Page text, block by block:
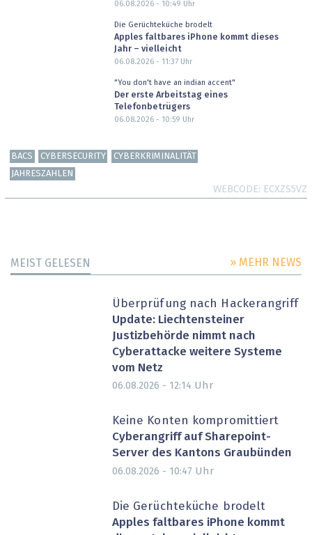
06.08.2026 - 10:49 Uhr
Die Gerüchteküche brodelt
Apples faltbares iPhone kommt dieses
Jahr – vielleicht
06.08.2026 - 11:37Uhr
"You don't have an indian accent"
Der erste Arbeitstag eines
Telefonbetrügers
06.08.2026 - 10:59 Uhr
BACS CYBERSECURITY
CYBERKRIMINALITÄT
JAHRESZAHLEN
WEBCODE ECXZS5VZ
MEIST GELESEN » MEHR NEWS
Überprüfung nach Hackerangriff
Update: Liechtensteiner
Justizbehörde nimmt nach
Cyberattacke weitere Systeme
vom Netz
06.08.2026 - 12:14 Uhr
Keine Konten kompromittiert
Cyberangriff auf Sharepoint-
Server des Kantons Graubünden
06.08.2026 - 10:47 Uhr
Die Gerüchteküche brodelt
Apples faltbares iPhone kommt